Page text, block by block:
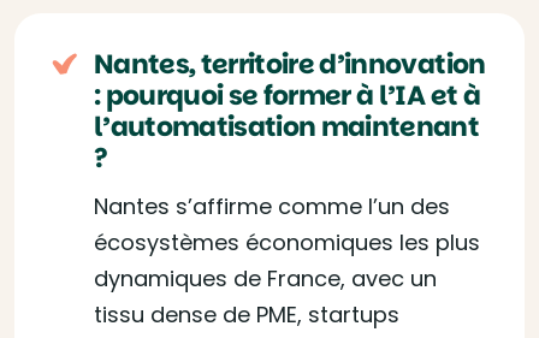
Nantes, territoire d’innovation
: pourquoi se former à l’IA et à
l’automatisation maintenant
?
Nantes s’affirme comme l’un des
écosystèmes économiques les plus
dynamiques de France, avec un
tissu dense de PME, startups